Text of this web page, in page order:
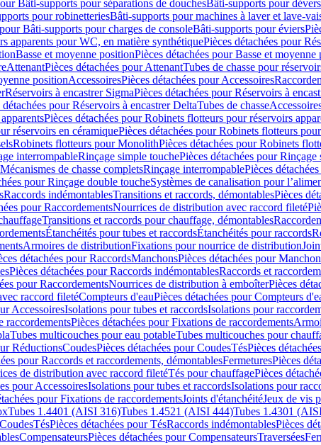
Bâti-supports pour séparations de douchesBâti-supports pour
pour robinetteriesBâti-supports pour machines à laver et lave-
Bâti-supports pour charges de consoleBâti-supports pour éviers
apparents pour WC, en matière synthétiquePièces détachées pour
Basse et moyenne positionPièces détachées pour Basse et moyenne
AttenantPièces détachées pour AttenantTubes de chasse pour
positionAccessoiresPièces détachées pour Accessoires
Réservoirs à encastrer SigmaPièces détachées pour Réservoirs à
détachées pour Réservoirs à encastrer DeltaTubes de chasse
Pièces détachées pour Robinets flotteurs pour réservoirs
réservoirs en céramiquePièces détachées pour Robinets flotteurs
Robinets flotteurs pour MonolithPièces détachées pour Robinets
interrompableRinçage simple touchePièces détachées pour
de chasse completsRinçage interrompablePièces
pour Rinçage double toucheSystèmes de canalisation pour
Raccords indémontablesTransitions et raccords, démontablesPièces
pour RaccordementsNourrices de distribution avec raccord fileté
Transitions et raccords pour chauffage, démontables
Étanchéités pour tubes et raccordsÉtanchéités pour raccords
Armoires de distributionFixations pour nourrice de distribution
détachées pour RaccordsManchonsPièces détachées pour
Pièces détachées pour Raccords indémontablesRaccords et
pour RaccordementsNourrices de distribution à emboîterPièces
raccord filetéCompteurs d'eauPièces détachées pour Compteurs
AccessoiresIsolations pour tubes et raccordsIsolations pour
raccordementsPièces détachées pour Fixations de raccordements
Tubes multicouches pour eau potableTubes multicouches pour
RéductionsCoudesPièces détachées pour CoudesTésPièces
pour Raccords et raccordements, démontablesFermeturesPièces
de distribution avec raccord filetéTés pour chauffagePièces
pour AccessoiresIsolations pour tubes et raccordsIsolations pour
pour Fixations de raccordementsJoints d'étanchéitéJeux de vis
Tubes 1.4401 (AISI 316)Tubes 1.4521 (AISI 444)Tubes 1.4301
TésPièces détachées pour TésRaccords indémontablesPièces
CompensateursPièces détachées pour CompensateursTraversées